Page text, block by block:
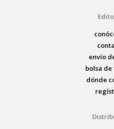
envío
bolsa
dónde